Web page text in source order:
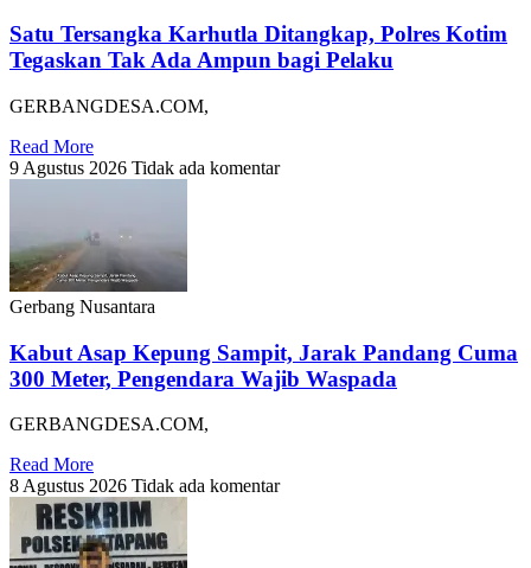
Satu Tersangka Karhutla Ditangkap, Polres Kotim
Tegaskan Tak Ada Ampun bagi Pelaku
GERBANGDESA.COM,
Read More
9 Agustus 2026 Tidak ada komentar
Gerbang Nusantara
Kabut Asap Kepung Sampit, Jarak Pandang Cuma
300 Meter, Pengendara Wajib Waspada
GERBANGDESA.COM,
Read More
8 Agustus 2026 Tidak ada komentar